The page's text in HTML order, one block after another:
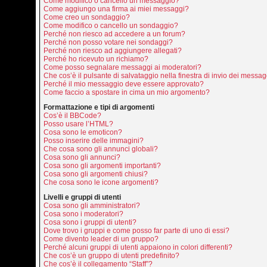
Come aggiungo una firma ai miei messaggi?
Come creo un sondaggio?
Come modifico o cancello un sondaggio?
Perché non riesco ad accedere a un forum?
Perché non posso votare nei sondaggi?
Perché non riesco ad aggiungere allegati?
Perché ho ricevuto un richiamo?
Come posso segnalare messaggi ai moderatori?
Che cos’è il pulsante di salvataggio nella finestra di invio dei
Perché il mio messaggio deve essere approvato?
Come faccio a spostare in cima un mio argomento?
Formattazione e tipi di argomenti
Cos’è il BBCode?
Posso usare l’HTML?
Cosa sono le emoticon?
Posso inserire delle immagini?
Che cosa sono gli annunci globali?
Cosa sono gli annunci?
Cosa sono gli argomenti importanti?
Cosa sono gli argomenti chiusi?
Che cosa sono le icone argomenti?
Livelli e gruppi di utenti
Cosa sono gli amministratori?
Cosa sono i moderatori?
Cosa sono i gruppi di utenti?
Dove trovo i gruppi e come posso far parte di uno di essi?
Come divento leader di un gruppo?
Perché alcuni gruppi di utenti appaiono in colori differenti?
Che cos’è un gruppo di utenti predefinito?
Che cos’è il collegamento “Staff”?